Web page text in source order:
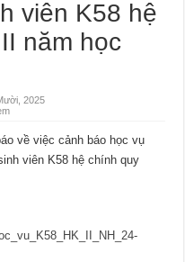
viên K58 hệ
năm học
2025
về việc cảnh báo học vụ
viên K58 hệ chính quy